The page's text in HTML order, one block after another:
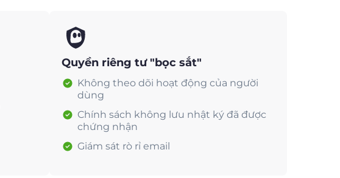
Quyền riêng tư "bọc sắt"
Không theo dõi hoạt động của người
dùng
Chính sách không lưu nhật ký đã được
chứng nhận
Giám sát rò rỉ email